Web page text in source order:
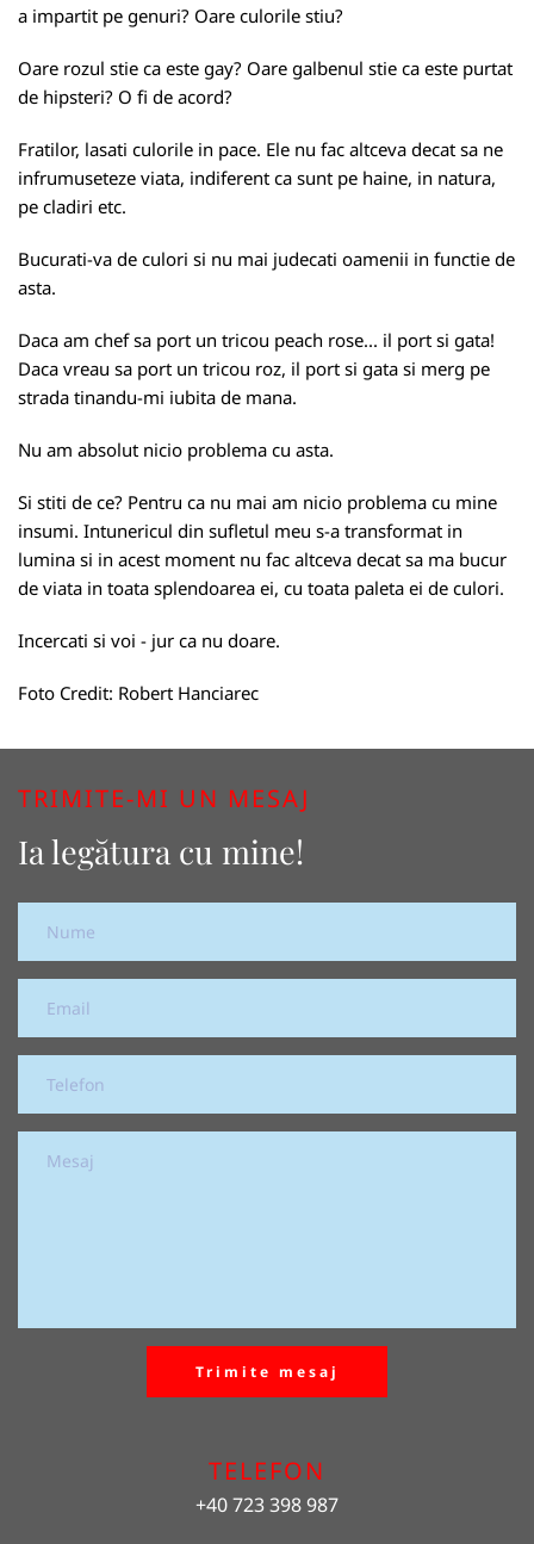
a impartit pe genuri? Oare culorile stiu?
Oare rozul stie ca este gay? Oare galbenul stie ca este purtat
de hipsteri? O fi de acord?
Fratilor, lasati culorile in pace. Ele nu fac altceva decat sa ne
infrumuseteze viata, indiferent ca sunt pe haine, in natura,
pe cladiri etc.
Bucurati-va de culori si nu mai judecati oamenii in functie de
asta.
Daca am chef sa port un tricou peach rose... il port si gata!
Daca vreau sa port un tricou roz, il port si gata si merg pe
strada tinandu-mi iubita de mana.
Nu am absolut nicio problema cu asta.
Si stiti de ce? Pentru ca nu mai am nicio problema cu mine
insumi. Intunericul din sufletul meu s-a transformat in
lumina si in acest moment nu fac altceva decat sa ma bucur
de viata in toata splendoarea ei, cu toata paleta ei de culori.
Incercati si voi - jur ca nu doare.
Foto Credit: Robert Hanciarec
TRIMITE-MI UN MESAJ
Ia legătura cu mine!
Trimite mesaj
TELEFON
+40 723 398 987